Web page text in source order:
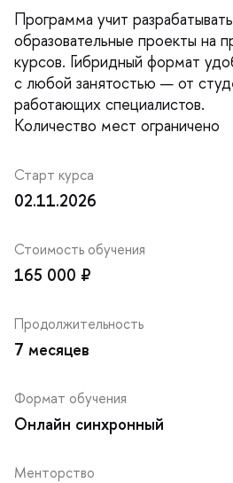
Программа учит
образовательные проекты на
курсов. Гибридный формат
с любой занятостью — от
работающих специалистов.
Количество мест ограничено
Старт курса
02.11.2026
Стоимость обучения
165 000 ₽
Продолжительность
7 месяцев
Формат обучения
Онлайн синхронный
Менторство